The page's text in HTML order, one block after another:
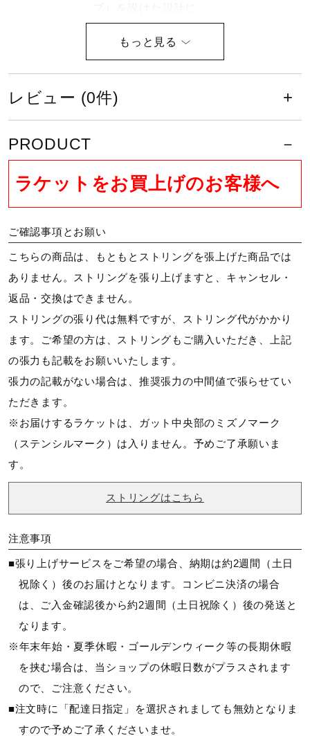
直営店一覧
取扱店一覧
衝撃吸収・振動減衰性に優れた新素
材［VAポリマー］を採用した新グ
す。
す。
サイズ
4U6
■ラケットサイズについて
カラー
26：ブルー
素材
高弾性グラファイト、グラファイト、VAポリマー、4Tカー
ボン
日本製
面サイズ
56inch2
質量
（平均）約83g
レビュー (0件)
PRODUCT
ラケットをお買上げのお客様へ
ご確認事項とお願い
こちらの商品は、もともとストリングを張上げた商品では
ありません。ストリングを張り上げますと、キャンセル・
返品・交換はできません。
ストリングの張り代は無料ですが、ストリング代がかかり
ます。ご希望の方は、ストリングもご購入いただき、上記
の張力も記載をお願いいたします。
張力の記載がない場合は、推奨張力の中間値で張らせてい
ただきます。
※お届けするラケットは、ガット中央部のミズノマーク
（ステンシルマーク）は入りません。予めご了承願いま
す。
ストリングはこちら
注意事項
■張り上げサービスをご希望の場合、納期は約2週間（土日
祝除く）後のお届けとなります。コンビニ決済の場合
は、ご入金確認後から約2週間（土日祝除く）後の発送と
なります。
※年末年始・夏季休暇・ゴールデンウィーク等の長期休暇
を挟む場合は、当ショップの休暇日数がプラスされます
ので、ご注意ください。
■注文時に「配達日指定」を選択されましても無効となりま
すので予めご了承くださいませ。